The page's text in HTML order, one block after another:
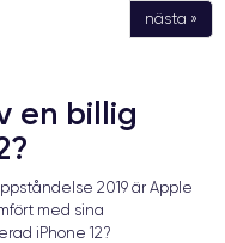
nästa »
en billig
2019 är Apple
med sina
iPhone 12?